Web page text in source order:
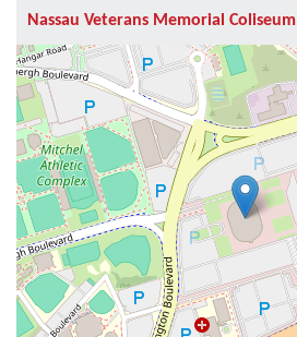
Nassau Veterans Memorial Coliseum